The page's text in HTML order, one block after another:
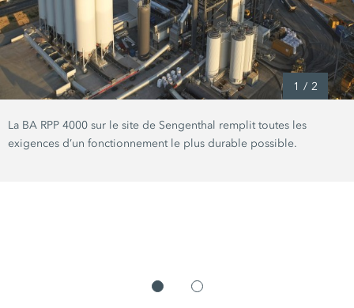
1 / 2
La BA RPP 4000 sur le site de Sengenthal remplit toutes les
exigences d’un fonctionnement le plus durable possible.